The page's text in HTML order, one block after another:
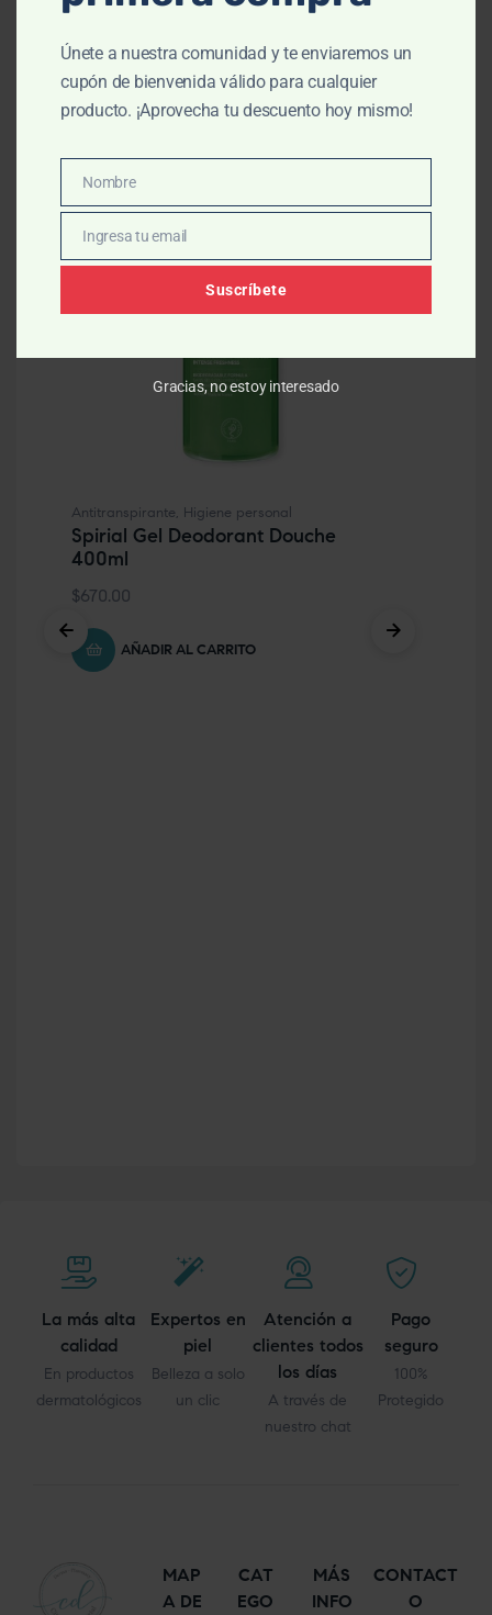
Productos relacionados
Antitranspirante, Higiene personal
Spirial Gel Deodorant Douche
400ml
$670.00
AÑADIR AL CARRITO
La más alta
calidad
En productos
dermatológicos
Expertos en
piel
Belleza a solo
un clic
Atención a
clientes todos
los días
A través de
nuestro chat
Pago
seguro
100%
Protegido
MAP
A DE
CAT
EGO
MÁS
INFO
CONTACT
O
Únete a nuestra comunidad y te enviaremos un
cupón de bienvenida válido para cualquier
producto. ¡Aprovecha tu descuento hoy mismo!
Nombre
Nombre
Email
Ingresa tu email
Suscríbete
Gracias, no estoy interesado